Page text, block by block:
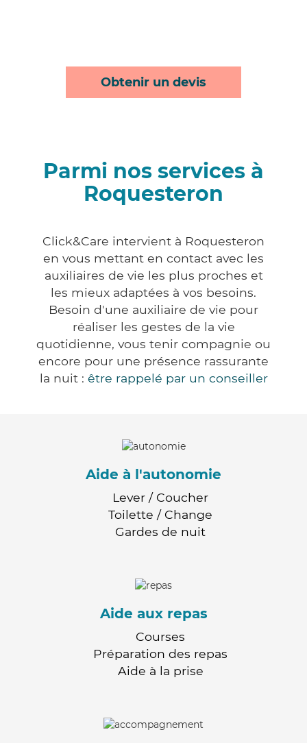
Obtenir un devis
Parmi nos services à
Roquesteron
Click&Care intervient à Roquesteron
en vous mettant en contact avec les
auxiliaires de vie les plus proches et
les mieux adaptées à vos besoins.
Besoin d'une auxiliaire de vie pour
réaliser les gestes de la vie
quotidienne, vous tenir compagnie ou
encore pour une présence rassurante
la nuit : être rappelé par un conseiller
Aide à l'autonomie
Lever / Coucher
Toilette / Change
Gardes de nuit
Aide aux repas
Courses
Préparation des repas
Aide à la prise